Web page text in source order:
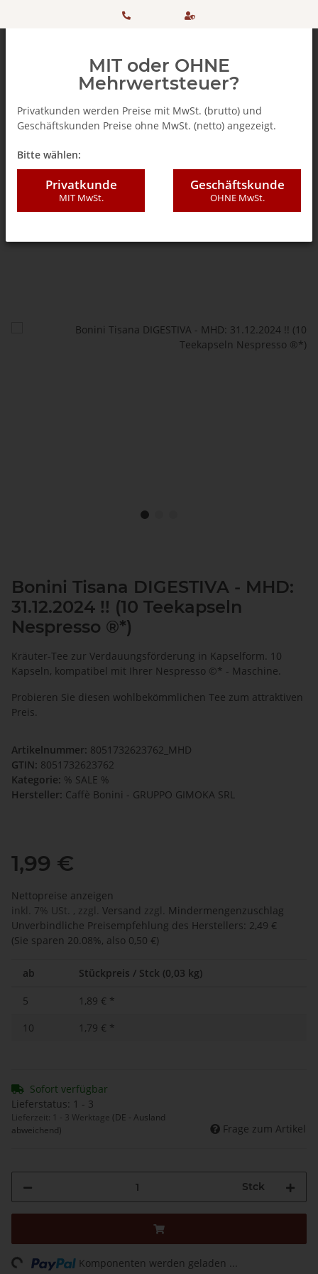
+ 49
506 98
einkaufen
SSL
Bonini Tisana DIGESTIVA - MHD:
31.12.2024 !! (10 Teekapseln
Nespresso ®*)
Kräuter-Tee zur Verdauungsförderung in Kapselform. 10
Kapseln, kompatibel mit Ihrer Nespresso ©* - Maschine.
Probieren Sie diesen wohlbekömmlichen Tee zum attraktiven
Preis.
Artikelnummer: 8051732623762_MHD
GTIN: 8051732623762
Kategorie: % SALE %
Hersteller: Caffè Bonini - GRUPPO GIMOKA SRL
1,99 €
Nettopreise anzeigen
inkl. 7% USt. , zzgl. Versand zzgl.
Mindermengenzuschlag
Unverbindliche Preisempfehlung des Herstellers: 2,49 €
(Sie sparen 20.08%, also 0,50 €)
ab Stückpreis / Stck (0,03 kg)
5 1,89 € *
10
1,79 € *
Sofort verfügbar
Lieferstatus: 1 - 3
Lieferzeit: 1 - 3 Werktage (DE - Ausland
abweichend)
Frage zum Artikel
Stck
Loading... Komponenten werden geladen ...
MIT oder OHNE
Mehrwertsteuer?
Privatkunden werden Preise mit MwSt. (brutto) und
Geschäftskunden Preise ohne MwSt. (netto) angezeigt.
Bitte wählen:
Privatkunde
MIT MwSt.
Geschäftskunde
OHNE MwSt.